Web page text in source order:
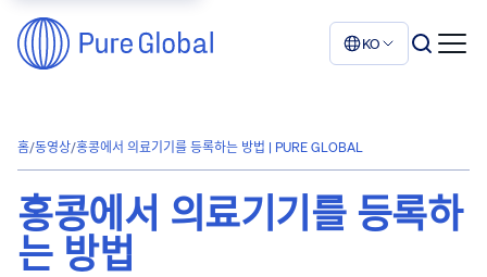
KO
홈/동영상/홍콩에서 의료기기를 등록하는 방법 | PURE GLOBAL
홍콩에서 의료기기를 등록하
는 방법